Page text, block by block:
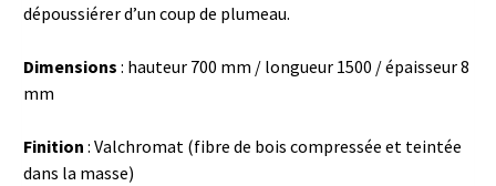
dépoussiérer d’un coup de plumeau.
Dimensions : hauteur 700 mm / longueur 1500 / épaisseur 8
mm
Finition : Valchromat (fibre de bois compressée et teintée
dans la masse)